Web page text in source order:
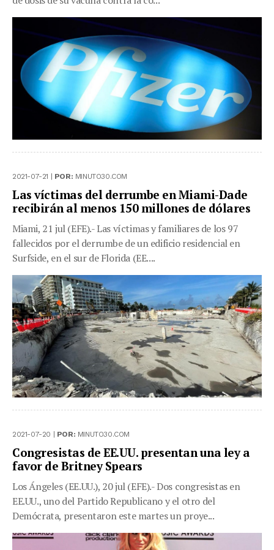
2021-07-21 | POR: MINUTO30.COM
Las víctimas del derrumbe en Miami-Dade
recibirán al menos 150 millones de dólares
Miami, 21 jul (EFE).- Las víctimas y familiares de los 97
fallecidos por el derrumbe de un edificio residencial en
Surfside, en el sur de Florida (EE....
2021-07-20 | POR: MINUTO30.COM
Congresistas de EE.UU. presentan una ley a
favor de Britney Spears
Los Ángeles (EE.UU.), 20 jul (EFE).- Dos congresistas en
EE.UU., uno del Partido Republicano y el otro del
Demócrata, presentaron este martes un proye...